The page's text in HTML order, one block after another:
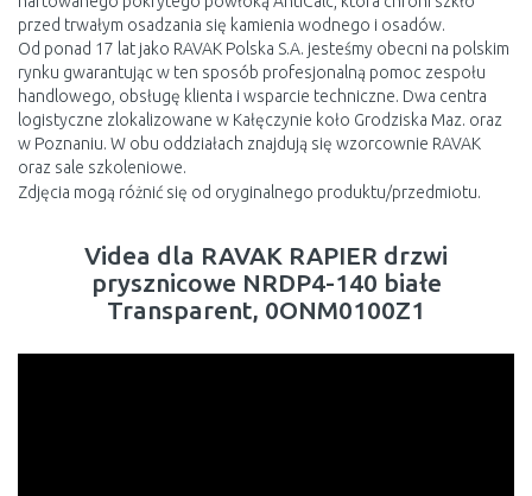
przed trwałym osadzania się kamienia wodnego i osadów.
Od ponad 17 lat jako RAVAK Polska S.A. jesteśmy obecni na polskim
rynku gwarantując w ten sposób profesjonalną pomoc zespołu
handlowego, obsługę klienta i wsparcie techniczne. Dwa centra
logistyczne zlokalizowane w Kałęczynie koło Grodziska Maz. oraz
w Poznaniu. W obu oddziałach znajdują się wzorcownie RAVAK
oraz sale szkoleniowe.
Zdjęcia mogą różnić się od oryginalnego produktu/przedmiotu.
Videa dla RAVAK RAPIER drzwi
prysznicowe NRDP4-140 białe
Transparent, 0ONM0100Z1